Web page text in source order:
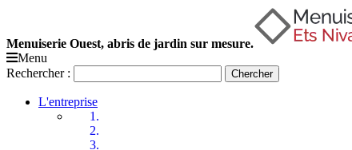
Menuiserie Ouest, abris de jardin sur mesure.
Menu
Rechercher :
Chercher
L'entreprise